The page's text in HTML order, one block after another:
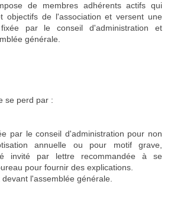
de membres adhérents actifs qui
objectifs de l'association et versent une
par le conseil d'administration et
générale.
se perd par :
par le conseil d'administration pour non
annuelle ou pour motif grave,
invité par lettre recommandée à se
pour fournir des explications.
l'assemblée générale.